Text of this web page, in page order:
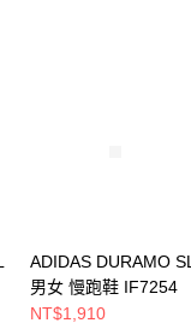
ADIDAS DURAMO SL
男女 慢跑鞋 IF7254
NT$1,910